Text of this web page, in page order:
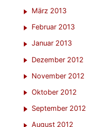
März 2013
Februar 2013
Januar 2013
Dezember 2012
November 2012
Oktober 2012
September 2012
August 2012